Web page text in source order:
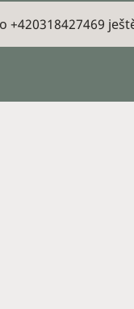
+420318427469